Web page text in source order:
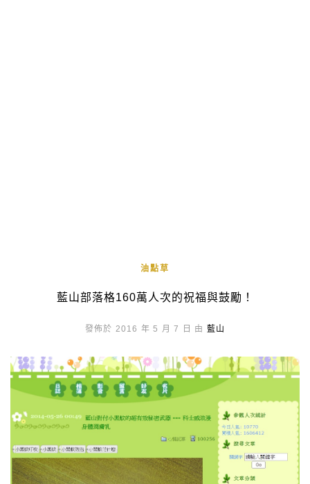
油點草
藍山部落格160萬人次的祝福與鼓勵！
發佈於 2016 年 5 月 7 日 由 藍山